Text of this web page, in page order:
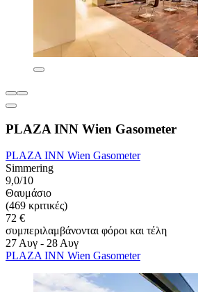
PLAZA INN Wien Gasometer
PLAZA INN Wien Gasometer
Simmering
9,0/10
Θαυμάσιο
(469 κριτικές)
72 €
συμπεριλαμβάνονται φόροι και τέλη
27 Αυγ - 28 Αυγ
PLAZA INN Wien Gasometer